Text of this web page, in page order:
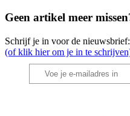
Geen artikel meer
Schrijf je in voor de nieuwsbrief:
(of klik hier om je in te